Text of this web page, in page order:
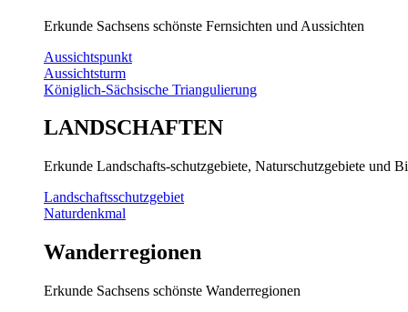
Erkunde Sachsens schönste Fernsichten und Aussichten
Aussichtspunkt
Aussichtsturm
Königlich-Sächsische Triangulierung
LANDSCHAFTEN
Erkunde Landschafts-schutzgebiete, Naturschutzgebiete und
Landschaftsschutzgebiet
Naturdenkmal
Wanderregionen
Erkunde Sachsens schönste Wanderregionen